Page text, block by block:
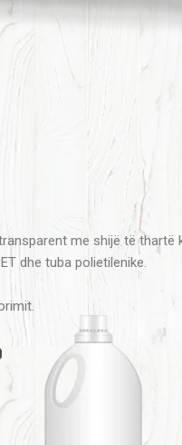
me shijë të thartë
dhe tuba polietilenike.